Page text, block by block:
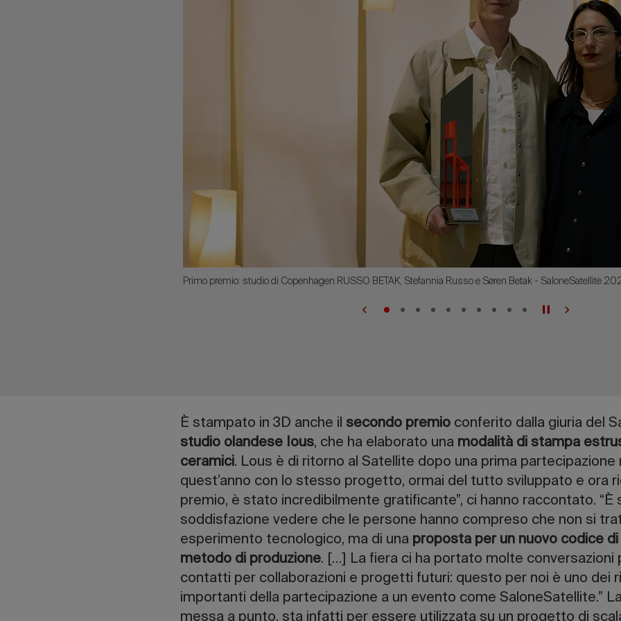
Primo premio: studio di Copenhagen RUSSO BETAK, Stefannia Russo e Søren Betak - SaloneSatellite
È stampato in 3D anche il secondo premio conferito dalla giuria del
studio olandese Ious, che ha elaborato una modalità di stampa
ceramici. Lous è di ritorno al Satellite dopo una prima partecipazione
quest’anno con lo stesso progetto, ormai del tutto sviluppato e ora
premio, è stato incredibilmente gratificante”, ci hanno raccontato. “È
soddisfazione vedere che le persone hanno compreso che non si
esperimento tecnologico, ma di una proposta per un nuovo codice
metodo di produzione. […] La fiera ci ha portato molte conversazioni
contatti per collaborazioni e progetti futuri: questo per noi è uno dei
importanti della partecipazione a un evento come SaloneSatellite.”
messa a punto, sta infatti per essere utilizzata su un progetto di